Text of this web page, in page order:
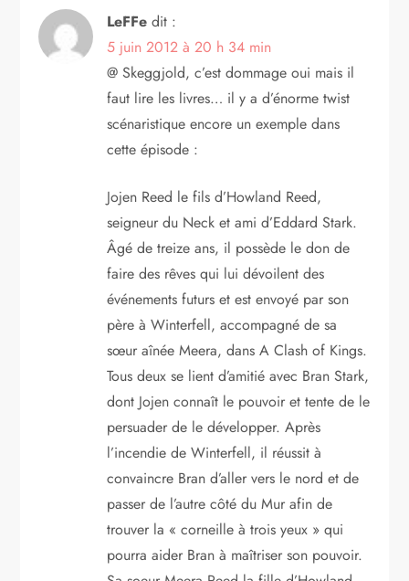
LeFFe dit :
5 juin 2012 à 20 h 34 min
@ Skeggjold, c’est dommage oui mais il
faut lire les livres… il y a d’énorme twist
scénaristique encore un exemple dans
cette épisode :
Jojen Reed le fils d’Howland Reed,
seigneur du Neck et ami d’Eddard Stark.
Âgé de treize ans, il possède le don de
faire des rêves qui lui dévoilent des
événements futurs et est envoyé par son
père à Winterfell, accompagné de sa
sœur aînée Meera, dans A Clash of Kings.
Tous deux se lient d’amitié avec Bran Stark,
dont Jojen connaît le pouvoir et tente de le
persuader de le développer. Après
l’incendie de Winterfell, il réussit à
convaincre Bran d’aller vers le nord et de
passer de l’autre côté du Mur afin de
trouver la « corneille à trois yeux » qui
pourra aider Bran à maîtriser son pouvoir.